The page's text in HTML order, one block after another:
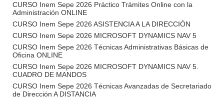
CURSO Inem Sepe 2026 Práctico Trámites Online con la
Administración ONLINE
CURSO Inem Sepe 2026 ASISTENCIA A LA DIRECCIÓN
CURSO Inem Sepe 2026 MICROSOFT DYNAMICS NAV 5
CURSO Inem Sepe 2026 Técnicas Administrativas Básicas de
Oficina ONLINE
CURSO Inem Sepe 2026 MICROSOFT DYNAMICS NAV 5.
CUADRO DE MANDOS
CURSO Inem Sepe 2026 Técnicas Avanzadas de Secretariado
de Dirección A DISTANCIA